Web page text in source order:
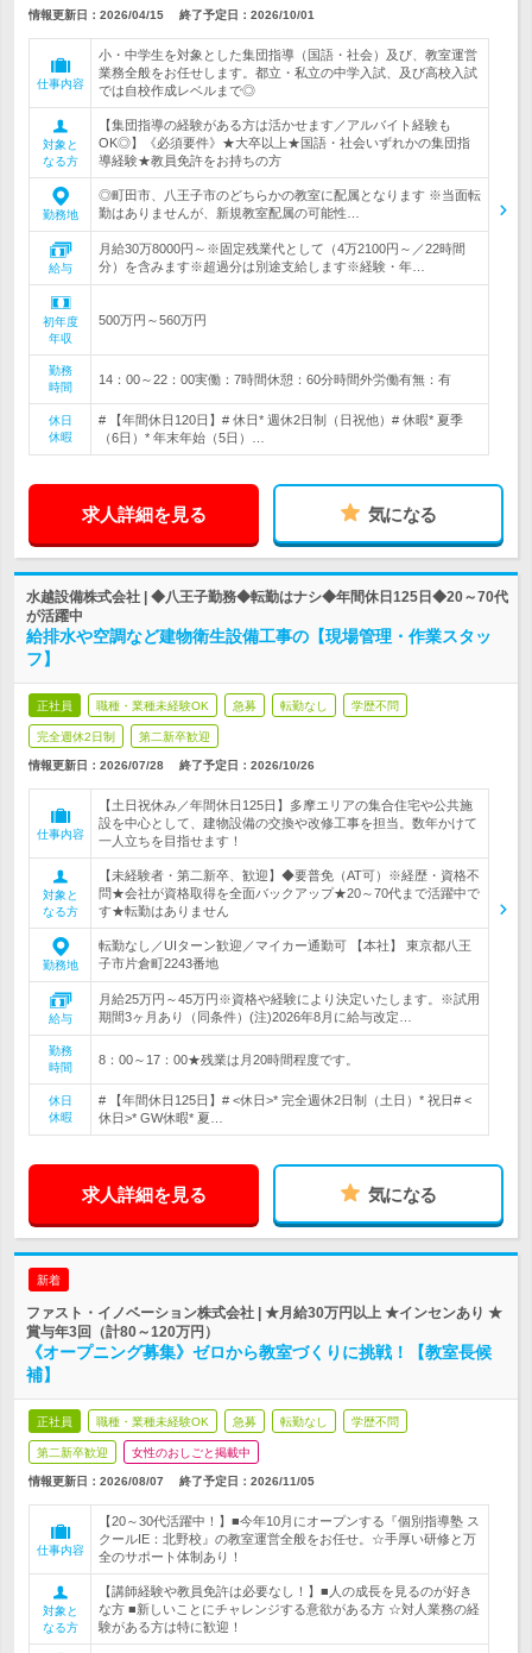
情報更新日：2026/04/15 終了予定日： 2026/10/01
仕事内容
小・中学生を対象とした集団指導（国語・社会）及び、教室運営
業務全般をお任せします。都立・私立の中学入試、及び高校入試
では自校作成レベルまで◎
対象と
なる方
【集団指導の経験がある方は活かせます／アルバイト経験も
OK◎】《必須要件》★大卒以上★国語・社会いずれかの集団指
導経験★教員免許をお持ちの方
勤務地
◎町田市、八王子市のどちらかの教室に配属となります ※当面転
勤はありませんが、新規教室配属の可能性…
給与
月給30万8000円～※固定残業代として（4万2100円～／22時間
分）を含みます※超過分は別途支給します※経験・年…
初年度
年収
500万円～560万円
勤務
時間
14：00～22：00実働：7時間休憩：60分時間外労働有無：有
休日
休暇
# 【年間休日120日】# 休日* 週休2日制（日祝他）# 休暇* 夏季
（6日）* 年末年始（5日）…
求人詳細を見る 気になる
水越設備株式会社 | ◆八王子勤務◆転勤はナシ◆年間休日125日◆20～70代
が活躍中
給排水や空調など建物衛生設備工事の【現場管理・作業スタッ
フ】
正社員 職種・業種未経験OK 急募 転勤なし 学歴不問
完全週休2日制 第二新卒歓迎
情報更新日：2026/07/28 終了予定日： 2026/10/26
仕事内容
【土日祝休み／年間休日125日】多摩エリアの集合住宅や公共施
設を中心として、建物設備の交換や改修工事を担当。数年かけて
一人立ちを目指せます！
対象と
なる方
【未経験者・第二新卒、歓迎】◆要普免（AT可）※経歴・資格不
問★会社が資格取得を全面バックアップ★20～70代まで活躍中で
す★転勤はありません
勤務地
転勤なし／UIターン歓迎／マイカー通勤可 【本社】 東京都八王
子市片倉町2243番地
給与
月給25万円～45万円※資格や経験により決定いたします。※試用
期間3ヶ月あり（同条件）(注)2026年8月に給与改定…
勤務
時間
8：00～17：00★残業は月20時間程度です。
休日
休暇
# 【年間休日125日】# <休日>* 完全週休2日制（土日）* 祝日# <
休日>* GW休暇* 夏…
求人詳細を見る 気になる
新着
ファスト・イノベーション株式会社 | ★月給30万円以上 ★インセンあり ★
賞与年3回（計80～120万円）
《オープニング募集》ゼロから教室づくりに挑戦！【教室長候
補】
正社員 職種・業種未経験OK 急募 転勤なし 学歴不問
第二新卒歓迎 女性のおしごと掲載中
情報更新日：2026/08/07 終了予定日： 2026/11/05
仕事内容
【20～30代活躍中！】■今年10月にオープンする『個別指導塾 ス
クールIE：北野校』の教室運営全般をお任せ。☆手厚い研修と万
全のサポート体制あり！
対象と
なる方
【講師経験や教員免許は必要なし！】■人の成長を見るのが好き
な方 ■新しいことにチャレンジする意欲がある方 ☆対人業務の経
験がある方は特に歓迎！